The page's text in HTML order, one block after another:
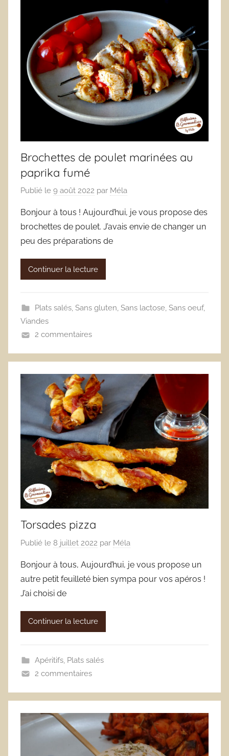
Brochettes de poulet marinées au
paprika fumé
Publié le 9 août 2022 par Méla
Bonjour à tous ! Aujourd’hui, je vous propose des
brochettes de poulet. J’avais envie de changer un
peu des préparations de
Continuer la lecture
Plats salés, Sans gluten, Sans lactose, Sans oeuf,
Viandes
2 commentaires
Torsades pizza
Publié le 8 juillet 2022 par Méla
Bonjour à tous, Aujourd’hui, je vous propose un
autre petit feuilleté bien sympa pour vos apéros !
J’ai choisi de
Continuer la lecture
Apéritifs, Plats salés
2 commentaires